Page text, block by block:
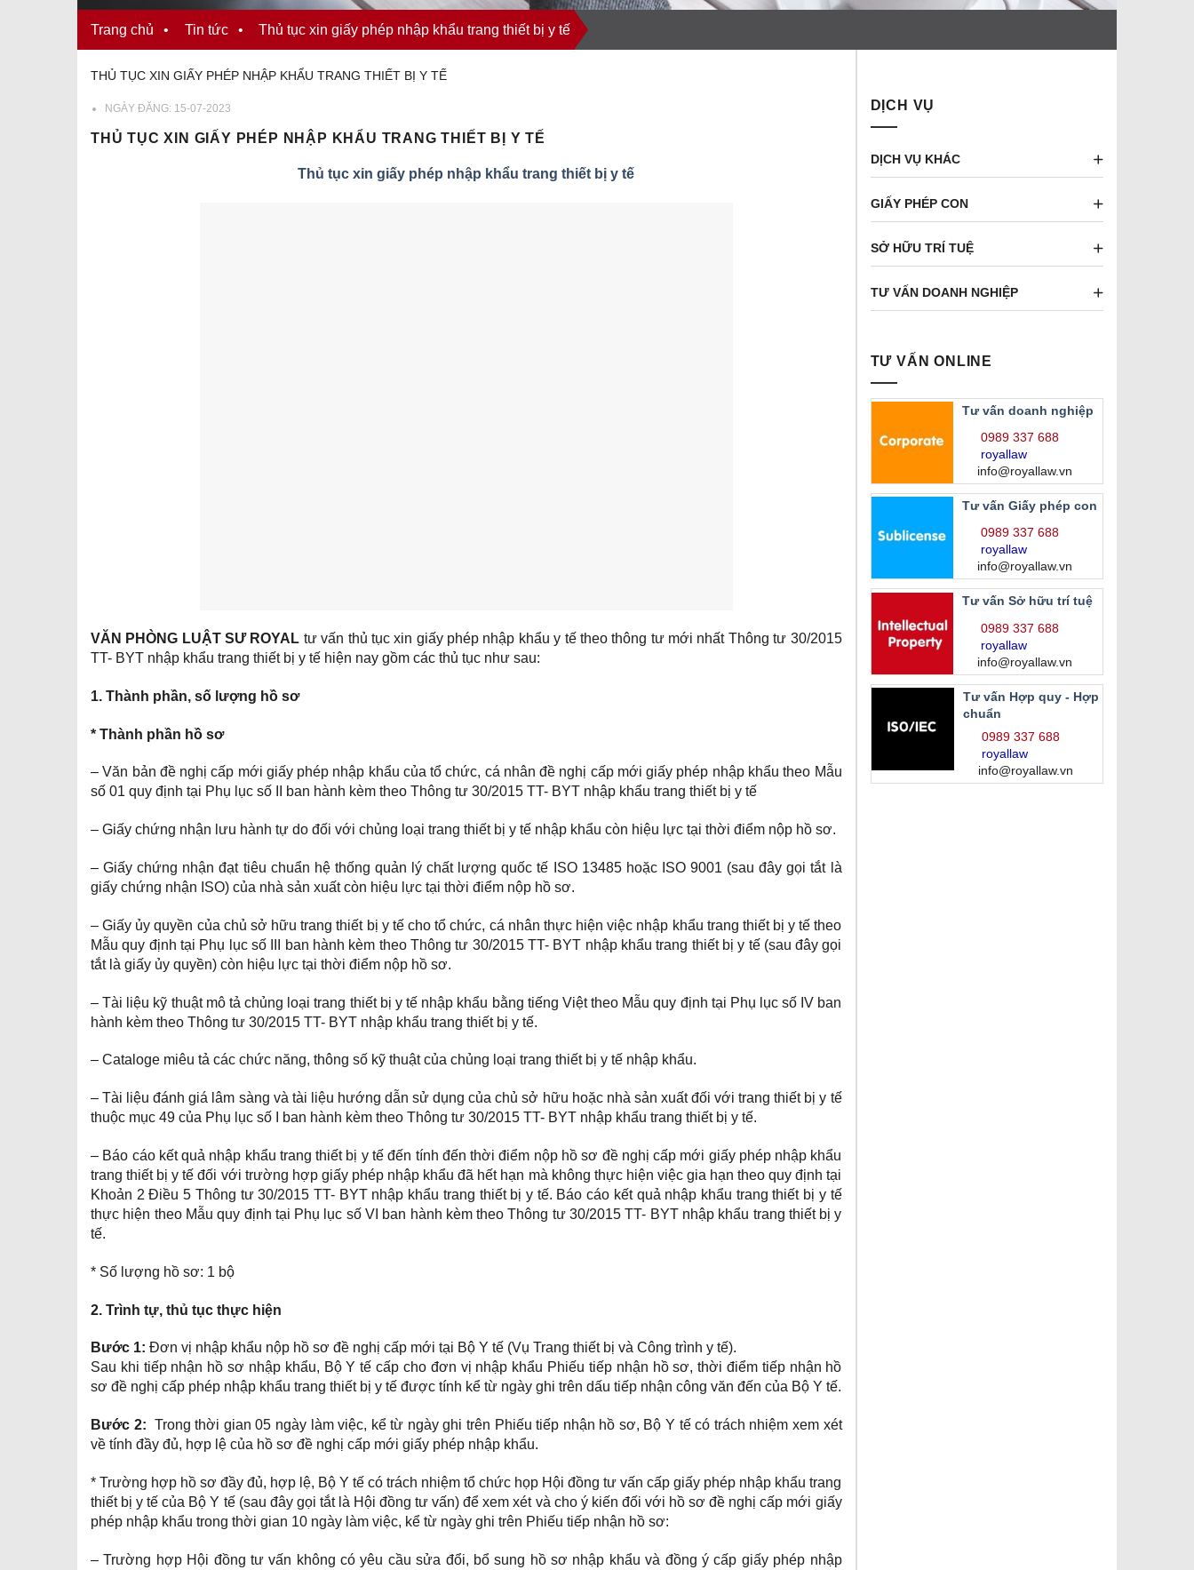
Trang chủ • Tin tức • Thủ tục xin giấy phép nhập khẩu trang thiết bị y tế
THỦ TỤC XIN GIẤY PHÉP NHẬP KHẨU TRANG THIẾT BỊ Y TẾ
NGÀY ĐĂNG: 15-07-2023
THỦ TỤC XIN GIẤY PHÉP NHẬP KHẨU TRANG THIẾT BỊ Y TẾ
Thủ tục xin giấy phép nhập khẩu trang thiết bị y tế
VĂN PHÒNG LUẬT SƯ ROYAL tư vấn thủ tục xin giấy phép nhập khẩu y tế theo thông tư mới nhất Thông tư 30/2015
TT- BYT nhập khẩu trang thiết bị y tế hiện nay gồm các thủ tục như sau:
1. Thành phần, số lượng hồ sơ
* Thành phần hồ sơ
– Văn bản đề nghị cấp mới giấy phép nhập khẩu của tổ chức, cá nhân đề nghị cấp mới giấy phép nhập khẩu theo Mẫu
số 01 quy định tại Phụ lục số II ban hành kèm theo Thông tư 30/2015 TT- BYT nhập khẩu trang thiết bị y tế
– Giấy chứng nhận lưu hành tự do đối với chủng loại trang thiết bị y tế nhập khẩu còn hiệu lực tại thời điểm nộp hồ sơ.
– Giấy chứng nhận đạt tiêu chuẩn hệ thống quản lý chất lượng quốc tế ISO 13485 hoặc ISO 9001 (sau đây gọi tắt là
giấy chứng nhận ISO) của nhà sản xuất còn hiệu lực tại thời điểm nộp hồ sơ.
– Giấy ủy quyền của chủ sở hữu trang thiết bị y tế cho tổ chức, cá nhân thực hiện việc nhập khẩu trang thiết bị y tế theo
Mẫu quy định tại Phụ lục số III ban hành kèm theo Thông tư 30/2015 TT- BYT nhập khẩu trang thiết bị y tế (sau đây gọi
tắt là giấy ủy quyền) còn hiệu lực tại thời điểm nộp hồ sơ.
– Tài liệu kỹ thuật mô tả chủng loại trang thiết bị y tế nhập khẩu bằng tiếng Việt theo Mẫu quy định tại Phụ lục số IV ban
hành kèm theo Thông tư 30/2015 TT- BYT nhập khẩu trang thiết bị y tế.
– Cataloge miêu tả các chức năng, thông số kỹ thuật của chủng loại trang thiết bị y tế nhập khẩu.
– Tài liệu đánh giá lâm sàng và tài liệu hướng dẫn sử dụng của chủ sở hữu hoặc nhà sản xuất đối với trang thiết bị y tế
thuộc mục 49 của Phụ lục số I ban hành kèm theo Thông tư 30/2015 TT- BYT nhập khẩu trang thiết bị y tế.
– Báo cáo kết quả nhập khẩu trang thiết bị y tế đến tính đến thời điểm nộp hồ sơ đề nghị cấp mới giấy phép nhập khẩu
trang thiết bị y tế đối với trường hợp giấy phép nhập khẩu đã hết hạn mà không thực hiện việc gia hạn theo quy định tại
Khoản 2 Điều 5 Thông tư 30/2015 TT- BYT nhập khẩu trang thiết bị y tế. Báo cáo kết quả nhập khẩu trang thiết bị y tế
thực hiện theo Mẫu quy định tại Phụ lục số VI ban hành kèm theo Thông tư 30/2015 TT- BYT nhập khẩu trang thiết bị y
tế.
* Số lượng hồ sơ: 1 bộ
2. Trình tự, thủ tục thực hiện
Bước 1: Đơn vị nhập khẩu nộp hồ sơ đề nghị cấp mới tại Bộ Y tế (Vụ Trang thiết bị và Công trình y tế).
Sau khi tiếp nhận hồ sơ nhập khẩu, Bộ Y tế cấp cho đơn vị nhập khẩu Phiếu tiếp nhận hồ sơ, thời điểm tiếp nhận hồ
sơ đề nghị cấp phép nhập khẩu trang thiết bị y tế được tính kể từ ngày ghi trên dấu tiếp nhận công văn đến của Bộ Y tế.
Bước 2: Trong thời gian 05 ngày làm việc, kể từ ngày ghi trên Phiếu tiếp nhận hồ sơ, Bộ Y tế có trách nhiệm xem xét
về tính đầy đủ, hợp lệ của hồ sơ đề nghị cấp mới giấy phép nhập khẩu.
* Trường hợp hồ sơ đầy đủ, hợp lệ, Bộ Y tế có trách nhiệm tổ chức họp Hội đồng tư vấn cấp giấy phép nhập khẩu trang
thiết bị y tế của Bộ Y tế (sau đây gọi tắt là Hội đồng tư vấn) để xem xét và cho ý kiến đối với hồ sơ đề nghị cấp mới giấy
phép nhập khẩu trong thời gian 10 ngày làm việc, kể từ ngày ghi trên Phiếu tiếp nhận hồ sơ:
– Trường hợp Hội đồng tư vấn không có yêu cầu sửa đổi, bổ sung hồ sơ nhập khẩu và đồng ý cấp giấy phép nhập
DỊCH VỤ
DỊCH VỤ KHÁC
GIẤY PHÉP CON
SỞ HỮU TRÍ TUỆ
TƯ VẤN DOANH NGHIỆP
TƯ VẤN ONLINE
Tư vấn doanh nghiệp
0989 337 688
royallaw
info@royallaw.vn
Tư vấn Giấy phép con
0989 337 688
royallaw
info@royallaw.vn
Tư vấn Sở hữu trí tuệ
0989 337 688
royallaw
info@royallaw.vn
Tư vấn Hợp quy - Hợp
chuẩn
0989 337 688
royallaw
info@royallaw.vn